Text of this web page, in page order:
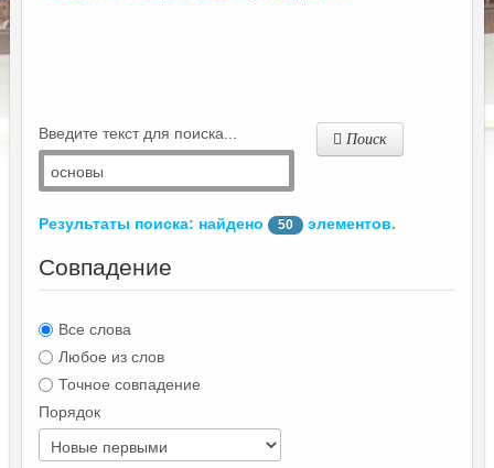
Введите текст для поиска... Поиск
Результаты поиска: найдено 50 элементов.
Совпадение
Все слова
Любое из слов
Точное совпадение
Порядок